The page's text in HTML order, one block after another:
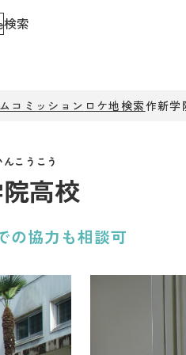
検索
コミッション ロケ地検索作新学
高校
の協力も相談可